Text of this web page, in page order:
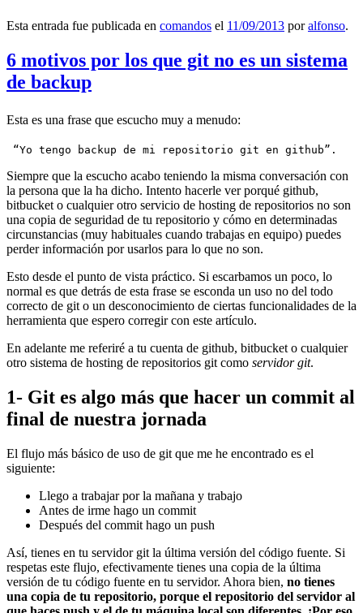
Esta entrada fue publicada en comandos el 11/09/2013 poralfonso.
6 motivos por los que git no es un sistema
de backup
Esta es una frase que escucho muy a menudo:
“Yo tengo backup de mi repositorio git en github”.
Siempre que la escucho acabo teniendo la misma conversación con
la persona que la ha dicho. Intento hacerle ver porqué github,
bitbucket o cualquier otro servicio de hosting de repositorios no son
una copia de seguridad de tu repositorio y cómo en determinadas
circunstancias (muy habituales cuando trabajas en equipo) puedes
perder información por usarlos para lo que no son.
Esto desde el punto de vista práctico. Si escarbamos un poco, lo
normal es que detrás de esta frase se esconda un uso no del todo
correcto de git o un desconocimiento de ciertas funcionalidades de la
herramienta que espero corregir con este artículo.
En adelante me referiré a tu cuenta de github, bitbucket o cualquier
otro sistema de hosting de repositorios git como servidor git.
1- Git es algo más que hacer un commit al
final de nuestra jornada
El flujo más básico de uso de git que me he encontrado es el
siguiente:
Llego a trabajar por la mañana y trabajo
Antes de irme hago un commit
Después del commit hago un push
Así, tienes en tu servidor git la última versión del código fuente. Si
respetas este flujo, efectivamente tienes una copia de la última
versión de tu código fuente en tu servidor. Ahora bien, no tienes
una copia de tu repositorio, porque el repositorio del servidor al